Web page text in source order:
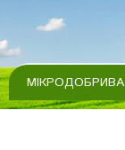
МІКРОДОБРИВА